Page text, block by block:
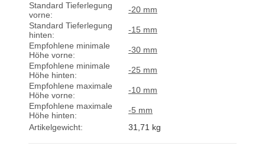
Standard Tieferlegung
vorne:
-20 mm
Standard Tieferlegung
hinten:
-15 mm
Empfohlene minimale
Höhe vorne:
-30 mm
Empfohlene minimale
Höhe hinten:
-25 mm
Empfohlene maximale
Höhe vorne:
-10 mm
Empfohlene maximale
Höhe hinten:
-5 mm
Artikelgewicht:
31,71 kg